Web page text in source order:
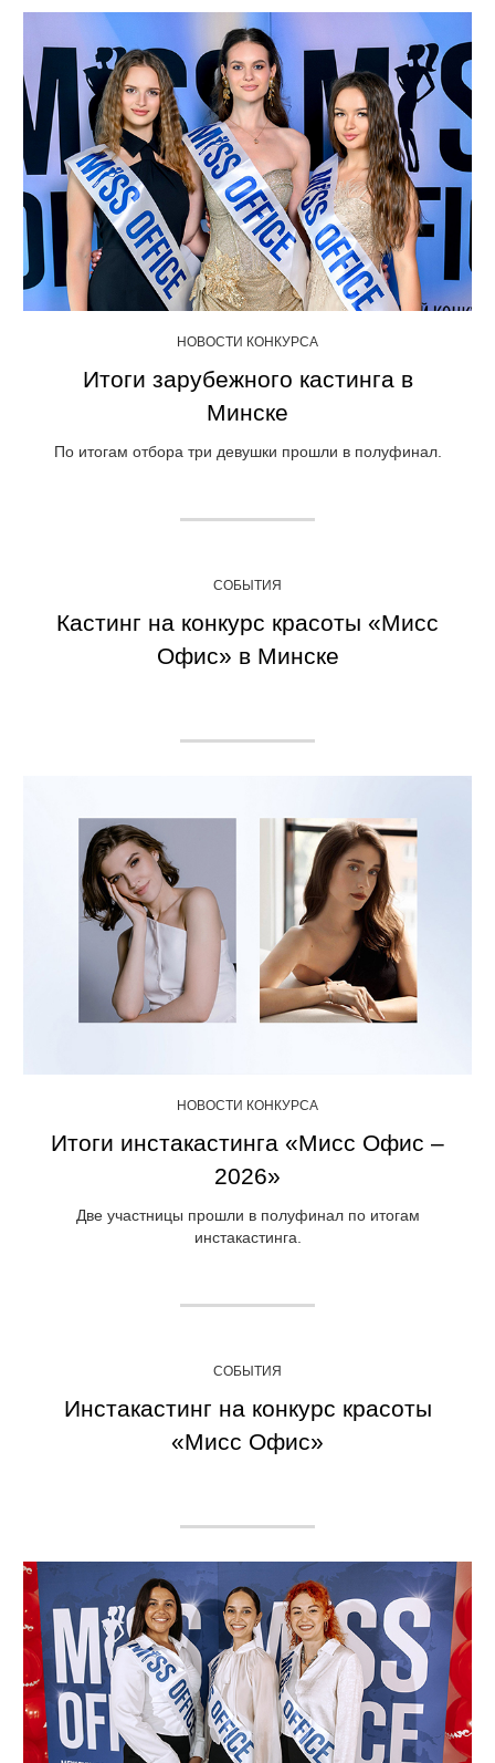
НОВОСТИ КОНКУРСА
Итоги зарубежного кастинга в
Минске
По итогам отбора три девушки прошли в полуфинал.
СОБЫТИЯ
Кастинг на конкурс красоты «Мисс
Офис» в Минске
НОВОСТИ КОНКУРСА
Итоги инстакастинга «Мисс Офис –
2026»
Две участницы прошли в полуфинал по итогам
инстакастинга.
СОБЫТИЯ
Инстакастинг на конкурс красоты
«Мисс Офис»